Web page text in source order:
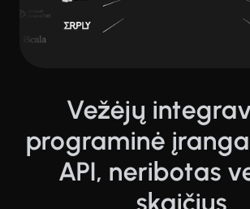
Vežėjų
programinė
API, neribotas
skaičius